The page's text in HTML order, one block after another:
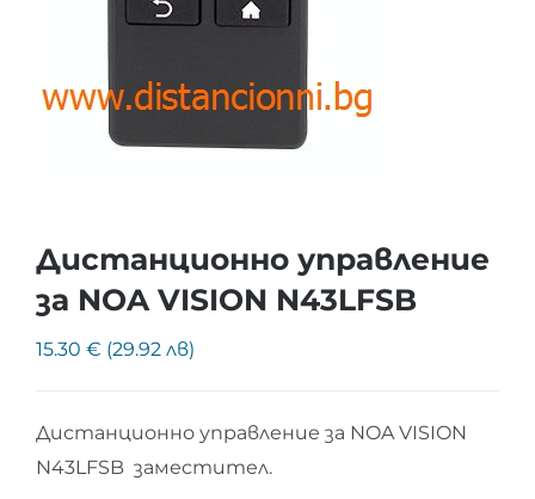
Дистанционно управление
за NOA VISION N43LFSB
15.30 € (29.92 лв)
Дистанционно управление за NOA VISION
N43LFSB заместител.